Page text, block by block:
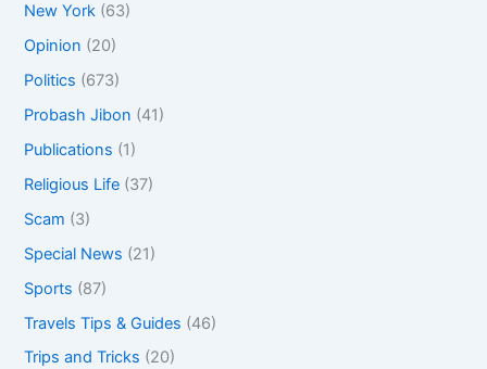
New York (63)
Opinion (20)
Politics (673)
Probash Jibon (41)
Publications (1)
Religious Life (37)
Scam (3)
Special News (21)
Sports (87)
Travels Tips & Guides (46)
Trips and Tricks (20)